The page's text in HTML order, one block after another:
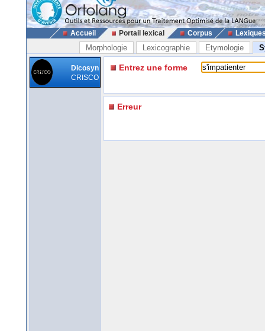
Accueil Portail lexical Corpus
Morphologie Lexicographie Etymologie
Dicosyn
CRISCO
Entrez une forme
Erreur